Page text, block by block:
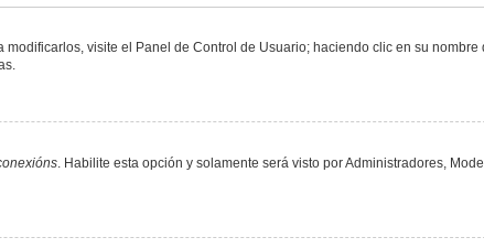
visite el Panel de Control de Usuario; haciendo clic en su nombre
. Habilite esta opción y solamente será visto por Administradores,